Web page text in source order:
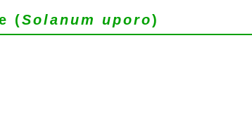
(Solanum uporo)